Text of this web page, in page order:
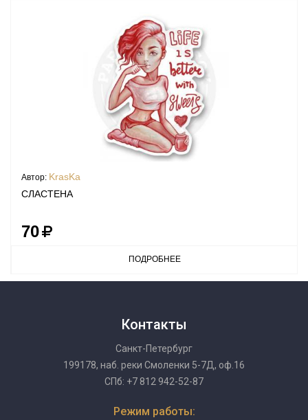
Автор: KrasKa
СЛАСТЕНА
70
ПОДРОБНЕЕ
Контакты
Санкт-Петербург
199178, наб. реки Смоленки 5-7Д, оф.16
СПб: +7 812 942-52-87
Режим работы: